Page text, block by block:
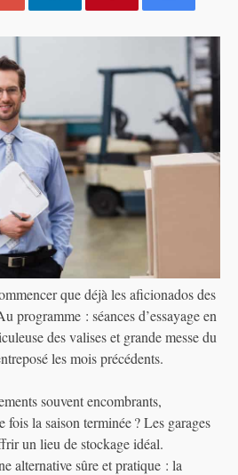
que déjà les aficionados des
programme : séances d’essayage en
des valises et grande messe du
les mois précédents.
souvent encombrants,
la saison terminée ? Les garages
un lieu de stockage idéal.
alternative sûre et pratique : la